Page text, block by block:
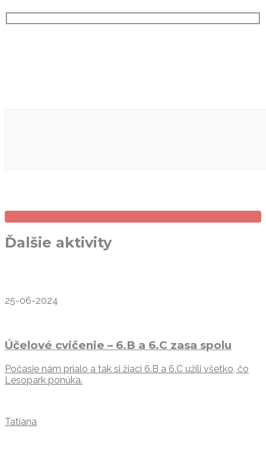
Ďalšie aktivity
25-06-2024
Účelové cvičenie – 6.B a 6.C zasa spolu
Počasie nám prialo a tak si žiaci 6.B a 6.C užili všetko, čo
Lesopark ponúka.
Tatiana